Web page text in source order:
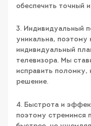
обеспечить точный
3. Индивидуальный
уникальна, поэтому
индивидуальный
телевизора. Мы
исправить поломку,
решение.
4. Быстрота и
поэтому стремимся